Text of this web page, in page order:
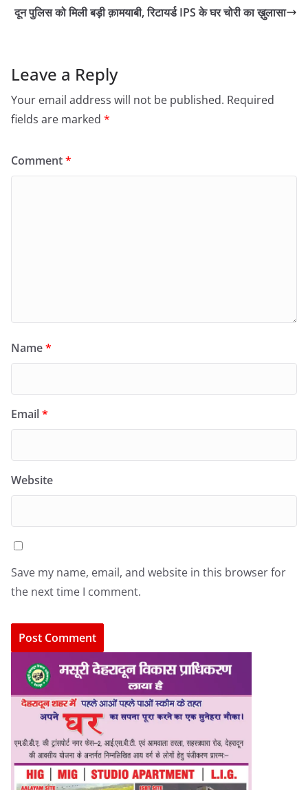
दून पुलिस को मिली बड़ी क़ामयाबी, रिटायर्ड IPS के घर चोरी का ख़ुलासा
Leave a Reply
Your email address will not be published. Required
fields are marked *
Comment*
Name*
Email*
Website
Save my name, email, and website in this browser for
the next time I comment.